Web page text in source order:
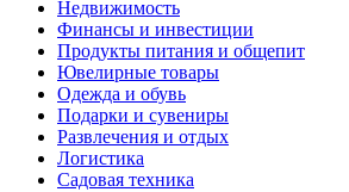
Недвижимость
Финансы и инвестиции
Продукты питания и общепит
Ювелирные товары
Одежда и обувь
Подарки и сувениры
Развлечения и отдых
Логистика
Садовая техника